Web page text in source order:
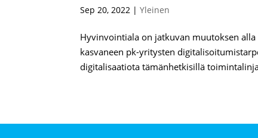
Sep 20, 2022 |Yleinen
Hyvinvointiala on jatkuvan muutoksen
kasvaneen pk-yritysten
digitalisaatiota tämänhetkisillä